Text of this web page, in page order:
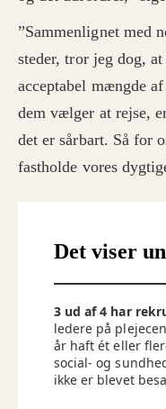
”Sammenlignet med
steder, tror jeg dog,
acceptabel mængde
dem vælger at rejse,
det er sårbart. Så for
fastholde vores
Det viser
3 ud af 4 har
ledere på
år haft ét eller
social- og
ikke er blevet